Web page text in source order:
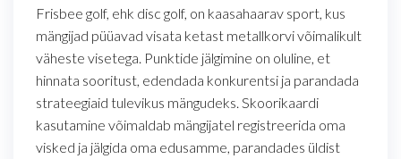
Frisbee golf, ehk disc golf, on kaasahaarav sport, kus
mängijad püüavad visata ketast metallkorvi võimalikult
väheste visetega. Punktide jälgimine on oluline, et
hinnata sooritust, edendada konkurentsi ja parandada
strateegiaid tulevikus mängudeks. Skoorikaardi
kasutamine võimaldab mängijatel registreerida oma
visked ja jälgida oma edusamme, parandades üldist